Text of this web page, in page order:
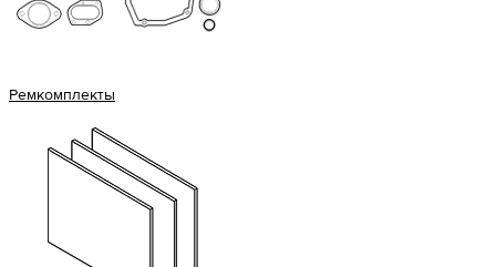
Ремкомплекты